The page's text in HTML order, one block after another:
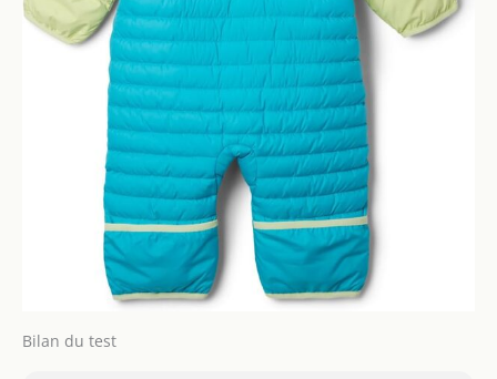
Bilan du test